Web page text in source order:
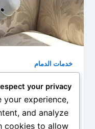
خدمات الدمام
شركة تنظيف مجالس
admin
/أبريل 22, 2019
شركة تنظيف مجالس
الذين يحتاجون إلى
your privacy
your experience,
and analyze
cookies to allow